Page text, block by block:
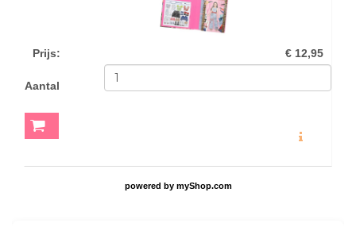
Prijs: € 12,95
Aantal
powered by myShop.com